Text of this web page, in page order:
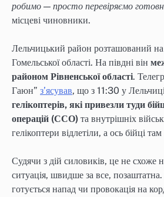
робимо — просто перевіряємо
місцеві чиновники.
Лельчицький район розташований на
Гомельської області. На півдні він
районом Рівненської області.
Гаюн” з’ясував, що з 11:30 у
гелікоптерів, які привезли туди
операцій (ССО) та внутрішніх
гелікоптери відлетіли, а ось бійці
Судячи з дій силовиків, це не схоже
ситуація, швидше за все,
готується напад чи провокація на